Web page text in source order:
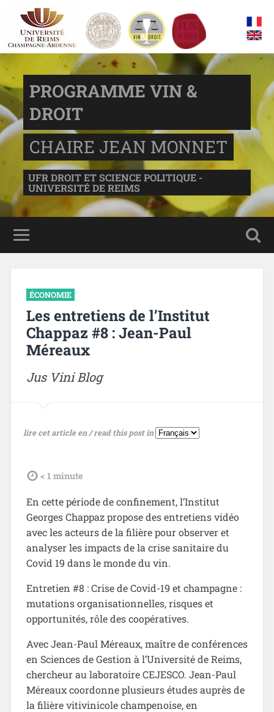
PROGRAMME VIN &
DROIT
CHAIRE JEAN MONNET
UFR DROIT ET SCIENCE POLITIQUE -
UNIVERSITÉ DE REIMS
ÉCONOMIE
Les entretiens de l’Institut
Chappaz #8 : Jean-Paul
Méreaux
Jus Vini Blog
lire cet article en / read this post in
tdl < 1 minute
En cette période de confinement, l’Institut
Georges Chappaz propose des entretiens vidéo
avec les acteurs de la filière pour observer et
analyser les impacts de la crise sanitaire du
Covid 19 dans le monde du vin.
Entretien #8 : Crise de Covid-19 et champagne :
mutations organisationnelles, risques et
opportunités, rôle des coopératives.
Avec Jean-Paul Méreaux, maître de conférences
en Sciences de Gestion à l’Université de Reims,
chercheur au laboratoire CEJESCO. Jean-Paul
Méreaux coordonne plusieurs études auprès de
la filière vitivinicole champenoise, en